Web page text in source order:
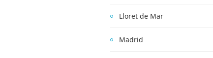
Lloret de Mar
Madrid